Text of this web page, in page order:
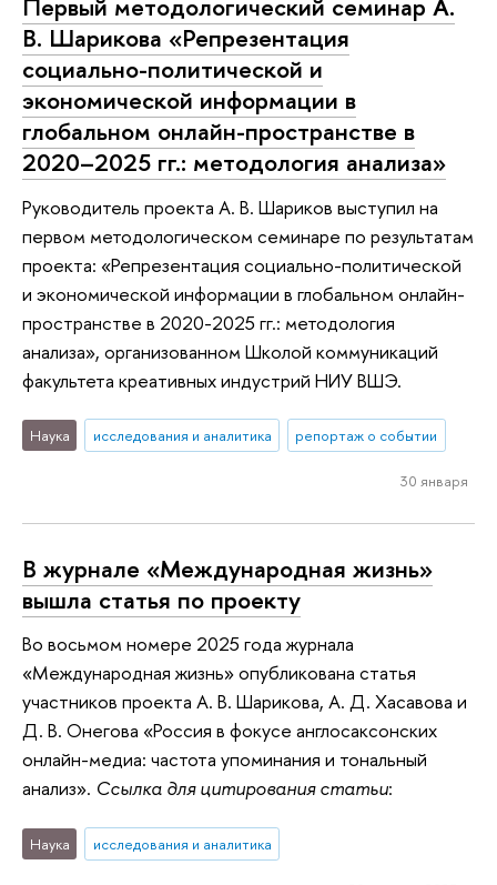
Первый методологический семинар А.
В. Шарикова «Репрезентация
социально-политической и
экономической информации в
глобальном онлайн-пространстве в
2020–2025 гг.: методология анализа»
Руководитель проекта А. В. Шариков выступил на
первом методологическом семинаре по результатам
проекта: «Репрезентация социально-политической
и экономической информации в глобальном онлайн-
пространстве в 2020-2025 гг.: методология
анализа», организованном Школой коммуникаций
факультета креативных индустрий НИУ ВШЭ.
Наука исследования и аналитика репортаж о событии
30 января
В журнале «Международная жизнь»
вышла статья по проекту
Во восьмом номере 2025 года журнала
«Международная жизнь» опубликована статья
участников проекта А. В. Шарикова, А. Д. Хасавова и
Д. В. Онегова «Россия в фокусе англосаксонских
онлайн-медиа: частота упоминания и тональный
анализ». Ссылка для цитирования статьи:
Наука исследования и аналитика